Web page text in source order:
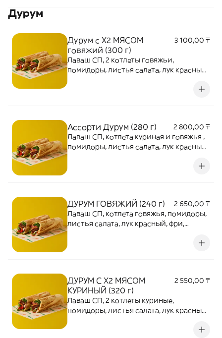
Дурум
Дурум с Х2 МЯСОМ
говяжий (300 г)
3 100,00 ₸
Лаваш СП, 2 котлеты говяжьи,
помидоры, листья салата, лук красный,
Ассорти Дурум (280 г)
2 800,00 ₸
Лаваш СП, котлета куриная и говяжья ,
помидоры, листья салата, лук красный,
ДУРУМ ГОВЯЖИЙ (240 г)
2 650,00 ₸
Лаваш СП, котлета говяжья, помидоры,
листья салата, лук красный, фри,
ДУРУМ С Х2 МЯСОМ
КУРИНЫЙ (320 г)
2 550,00 ₸
Лаваш СП, 2 котлеты куриные,
помидоры, листья салата, лук красный,